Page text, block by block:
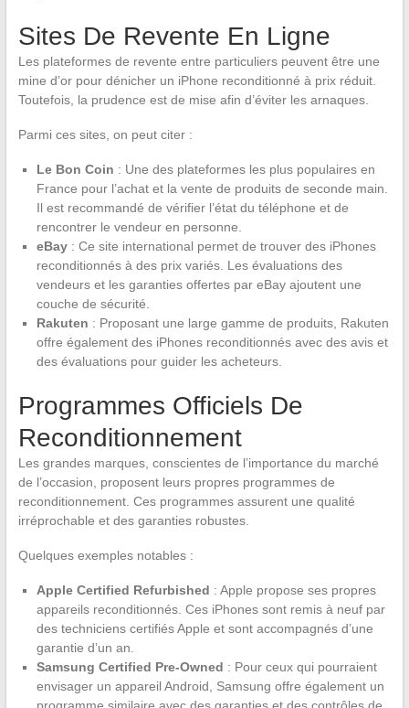
Sites De Revente En Ligne
Les plateformes de revente entre particuliers peuvent être une
mine d’or pour dénicher un iPhone reconditionné à prix réduit.
Toutefois, la prudence est de mise afin d’éviter les arnaques.
Parmi ces sites, on peut citer :
Le Bon Coin : Une des plateformes les plus populaires en
France pour l’achat et la vente de produits de seconde main.
Il est recommandé de vérifier l’état du téléphone et de
rencontrer le vendeur en personne.
eBay: Ce site international permet de trouver des iPhones
reconditionnés à des prix variés. Les évaluations des
vendeurs et les garanties offertes par eBay ajoutent une
couche de sécurité.
Rakuten : Proposant une large gamme de produits, Rakuten
offre également des iPhones reconditionnés avec des avis et
des évaluations pour guider les acheteurs.
Programmes Officiels De
Reconditionnement
Les grandes marques, conscientes de l’importance du marché
de l’occasion, proposent leurs propres programmes de
reconditionnement. Ces programmes assurent une qualité
irréprochable et des garanties robustes.
Quelques exemples notables :
Apple Certified Refurbished : Apple propose ses propres
appareils reconditionnés. Ces iPhones sont remis à neuf par
des techniciens certifiés Apple et sont accompagnés d’une
garantie d’un an.
Samsung Certified Pre-Owned : Pour ceux qui pourraient
envisager un appareil Android, Samsung offre également un